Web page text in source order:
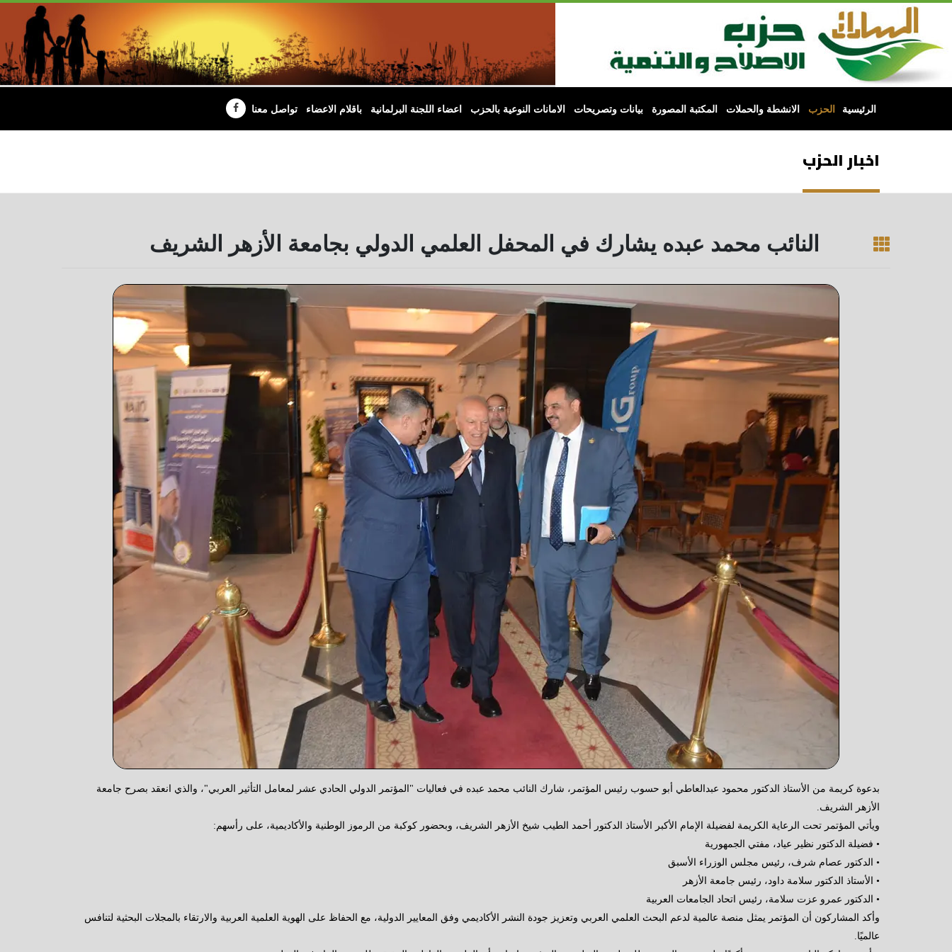
الرئيسية الحزب الانشطة والحملات المكتبة المصورة بيانات وتصريحات الامانات النوعية بالحزب اعضاء اللجنة البرلمانية باقلام الاعضاء تواصل معنا
اخبار الحزب
النائب محمد عبده يشارك في المحفل العلمي الدولي بجامعة الأزهر الشريف
بدعوة كريمة من الأستاذ الدكتور محمود عبدالعاطي أبو حسوب رئيس المؤتمر، شارك النائب محمد عبده في فعاليات "المؤتمر الدولي الحادي عشر لمعامل التأثير العربي"، والذي انعقد بصرح جامعة
الأزهر الشريف.
ويأتي المؤتمر تحت الرعاية الكريمة لفضيلة الإمام الأكبر الأستاذ الدكتور أحمد الطيب شيخ الأزهر الشريف، وبحضور كوكبة من الرموز الوطنية والأكاديمية، على رأسهم:
• فضيلة الدكتور نظير عياد، مفتي الجمهورية
• الدكتور عصام شرف، رئيس مجلس الوزراء الأسبق
• الأستاذ الدكتور سلامة داود، رئيس جامعة الأزهر
• الدكتور عمرو عزت سلامة، رئيس اتحاد الجامعات العربية
وأكد المشاركون أن المؤتمر يمثل منصة عالمية لدعم البحث العلمي العربي وتعزيز جودة النشر الأكاديمي وفق المعايير الدولية، مع الحفاظ على الهوية العلمية العربية والارتقاء بالمجلات البحثية لتنافس
عالميًا.